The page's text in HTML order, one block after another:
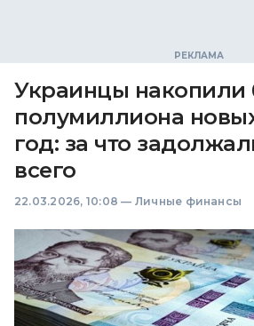
Украинцы накопили
полумиллиона
год: за что
всего
22.03.2026, 10:08 — Личные финансы